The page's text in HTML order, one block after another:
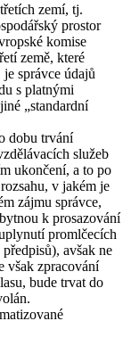
zemí, tj.
prostor
komise
země, které
správce údajů
s platnými
„standardní
dobu trvání
služeb
ukončení, a to po
v jakém je
zájmu správce,
k prosazování
promlčecích
avšak ne
však zpracování
bude trvat do